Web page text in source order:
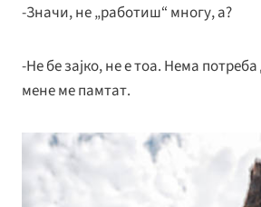
-Значи, не „работиш“ многу, а?
-Не бе зајко, не е тоа. Нема
мене ме памтат.